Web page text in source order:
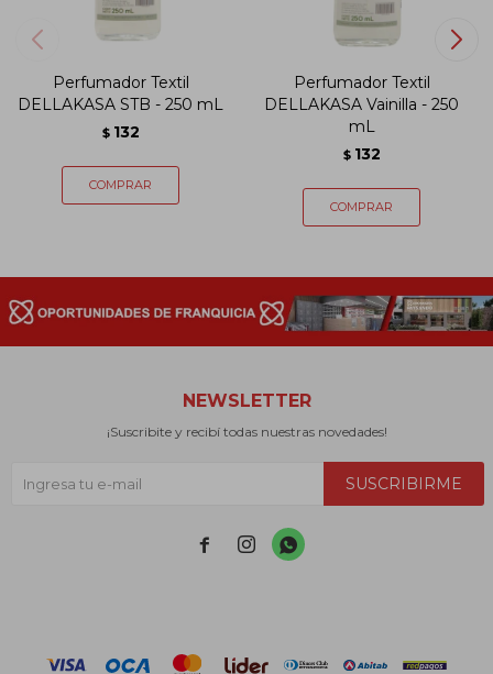
Perfumador Textil
DELLAKASA STB - 250 mL
$ 132
Perfumador Textil
DELLAKASA Vainilla - 250
mL
$ 132
NEWSLETTER
¡Suscribite y recibí todas nuestras novedades!
SUSCRIBIRME
  